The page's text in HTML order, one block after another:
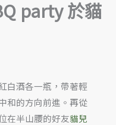
party 於貓
白酒各一瓶，帶著輕
和的方向前進。再從
在半山腰的好友貓兒